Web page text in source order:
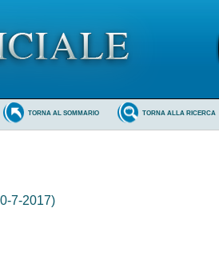
TORNA ALLA RICERCA
TORNA AL SOMMARIO
7-2017)